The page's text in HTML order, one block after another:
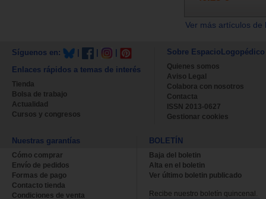
Ver más artículos
Síguenos en:
Enlaces rápidos a temas de interés
Tienda
Bolsa de trabajo
Actualidad
Cursos y congresos
Sobre EspacioLogopédico
Quienes somos
Aviso Legal
Colabora con nosotros
Contacta
ISSN 2013-0627
Gestionar cookies
Nuestras garantías
Cómo comprar
Envío de pedidos
Formas de pago
Contacto tienda
Condiciones de venta
BOLETÍN
Baja del boletin
Alta en el boletin
Ver último boletin publicado
Recibe nuestro boletín quincenal.